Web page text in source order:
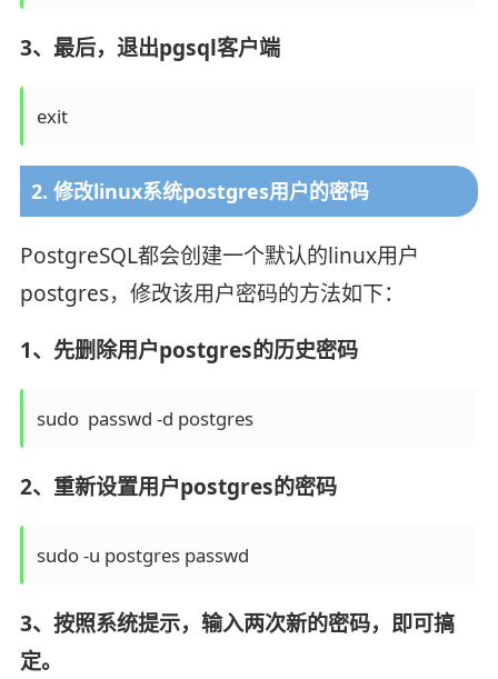
3、最后，退出pgsql客户端
exit
2. 修改linux系统postgres用户的密码
PostgreSQL都会创建一个默认的linux用户
postgres，修改该用户密码的方法如下：
1、先删除用户postgres的历史密码
sudo  passwd -d postgres
2、重新设置用户postgres的密码
sudo -u postgres passwd
3、按照系统提示，输入两次新的密码，即可搞
定。